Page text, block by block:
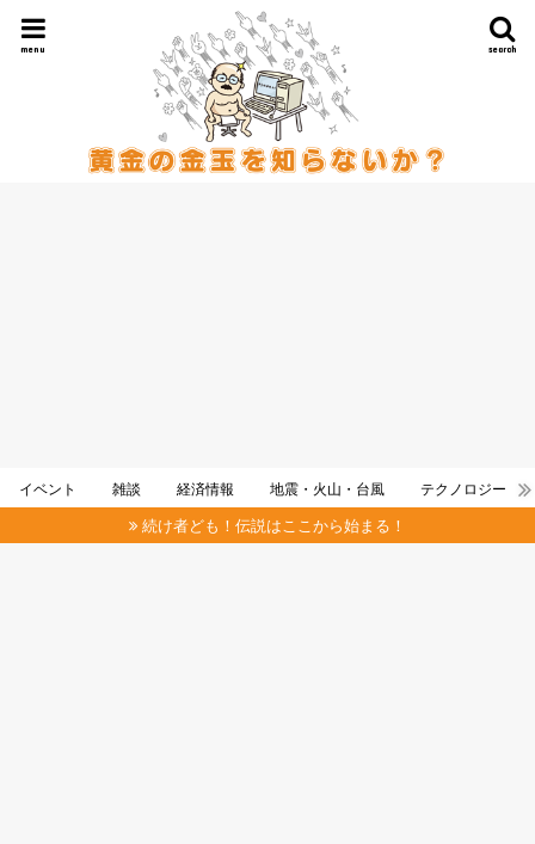
search
menu
イベント 雑談 経済情報 地震・火山・台風 テクノロジー
続け者ども！伝説はここから始まる！